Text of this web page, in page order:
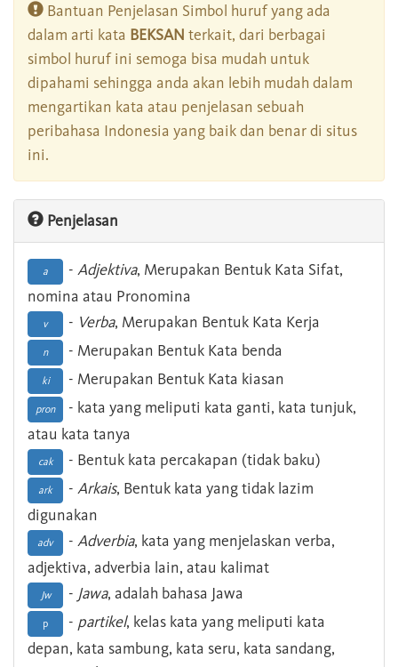
Bantuan Penjelasan Simbol huruf yang ada
dalam arti kata BEKSAN terkait, dari berbagai
simbol huruf ini semoga bisa mudah untuk
dipahami sehingga anda akan lebih mudah dalam
mengartikan kata atau penjelasan sebuah
peribahasa Indonesia yang baik dan benar di situs
ini.
Penjelasan
a - Adjektiva, Merupakan Bentuk Kata Sifat,
nomina atau Pronomina
v - Verba, Merupakan Bentuk Kata Kerja
n - Merupakan Bentuk Kata benda
ki - Merupakan Bentuk Kata kiasan
pron
- kata yang meliputi kata ganti, kata tunjuk,
atau kata tanya
cak - Bentuk kata percakapan (tidak baku)
ark - Arkais, Bentuk kata yang tidak lazim
digunakan
adv - Adverbia, kata yang menjelaskan verba,
adjektiva, adverbia lain, atau kalimat
Jw - Jawa, adalah bahasa Jawa
p - partikel, kelas kata yang meliputi kata
depan, kata sambung, kata seru, kata sandang,